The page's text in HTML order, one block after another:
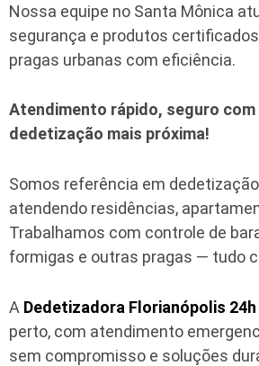
Nossa equipe no Santa Mônica
segurança e produtos
pragas urbanas com eficiência.
Atendimento rápido, seguro com
dedetização mais próxima!
Somos referência em
atendendo residências,
Trabalhamos com controle de
formigas e outras pragas — tudo
A Dedetizadora Florianópolis 24h
perto, com atendimento
sem compromisso e soluções